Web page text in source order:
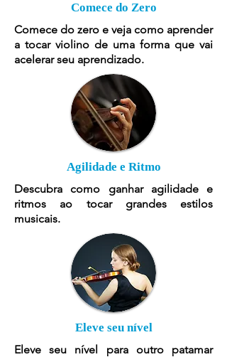
Comece do Zero
Comece do zero e veja como aprender
a tocar violino de uma forma que vai
acelerar seu aprendizado.
Agilidade e Ritmo
Descubra como ganhar agilidade e
ritmos ao tocar grandes estilos
musicais.
Eleve seu nível
Eleve seu nível para outro patamar